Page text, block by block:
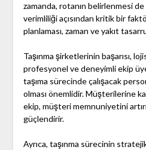
zamanda, rotanın belirlenmesi
verimliliği açısından kritik bir
planlaması, zaman ve yakıt
Taşınma şirketlerinin başarısı,
profesyonel ve deneyimli ekip
taşıma sürecinde çalışacak
olması önemlidir. Müşterilerine
ekip, müşteri memnuniyetini
güçlendirir.
Ayrıca, taşınma sürecinin